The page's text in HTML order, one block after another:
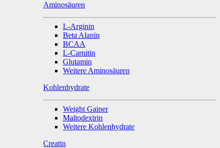
Aminosäuren
L-Arginin
Beta Alanin
BCAA
L-Carnitin
Glutamin
Weitere Aminosäuren
Kohlenhydrate
Weight Gainer
Maltodextrin
Weitere Kohlenhydrate
Creatin